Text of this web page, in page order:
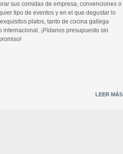
sus comidas de empresa, convenciones o
tipo de eventos y en el que degustar lo
platos, tanto de cocina gallega
internacional. ¡Pídanos presupuesto sin
LEER MÁS